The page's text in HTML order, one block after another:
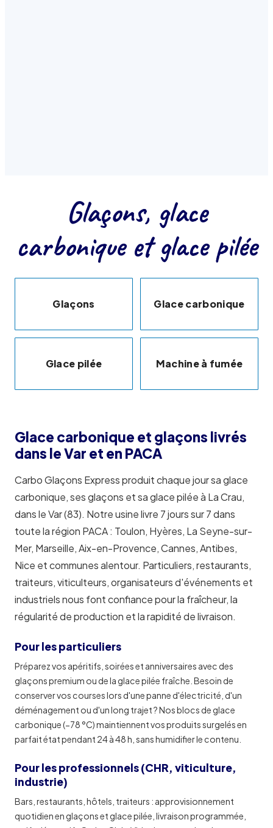
Glaçons, glace
carbonique et glace pilée
Glaçons Glace carbonique
Glace pilée Machine à fumée
Glace carbonique et glaçons livrés
dans le Var et en PACA
Carbo Glaçons Express produit chaque jour sa glace
carbonique, ses glaçons et sa glace pilée à La Crau,
dans le Var (83). Notre usine livre 7 jours sur 7 dans
toute la région PACA : Toulon, Hyères, La Seyne-sur-
Mer, Marseille, Aix-en-Provence, Cannes, Antibes,
Nice et communes alentour. Particuliers, restaurants,
traiteurs, viticulteurs, organisateurs d'événements et
industriels nous font confiance pour la fraîcheur, la
régularité de production et la rapidité de livraison.
Pour les particuliers
Préparez vos apéritifs, soirées et anniversaires avec des
glaçons premium ou de la glace pilée fraîche. Besoin de
conserver vos courses lors d'une panne d'électricité, d'un
déménagement ou d'un long trajet ? Nos blocs de glace
carbonique (−78 °C) maintiennent vos produits surgelés en
parfait état pendant 24 à 48 h, sans humidifier le contenu.
Pour les professionnels (CHR, viticulture,
industrie)
Bars, restaurants, hôtels, traiteurs : approvisionnement
quotidien en glaçons et glace pilée, livraison programmée,